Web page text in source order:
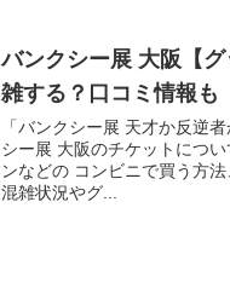
バンクシー展 大阪【
雑する？口コミ情報も
「バンクシー展 天才か反逆
シー展 大阪のチケットにつ
ンなどの コンビニで買う方
混雑状況やグ...